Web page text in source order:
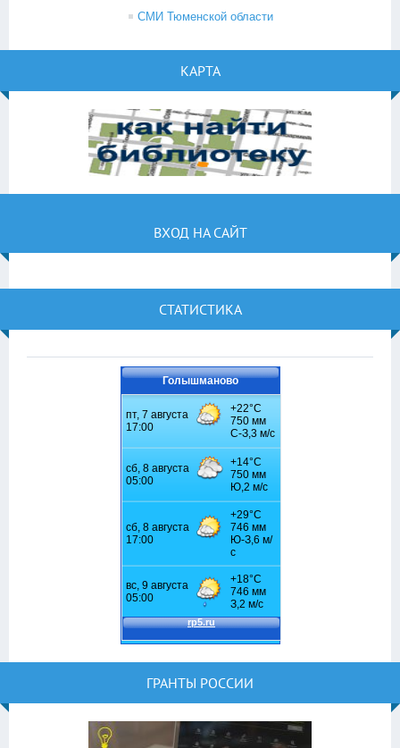
СМИ Тюменской области
КАРТА
ВХОД НА САЙТ
СТАТИСТИКА
Голышманово
ГРАНТЫ РОССИИ